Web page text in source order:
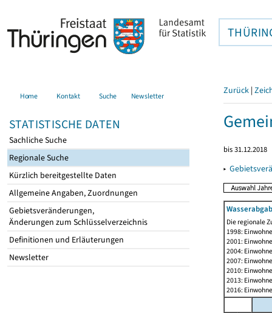
Home Kontakt Suche Newsletter
STATISTISCHE DATEN
Sachliche Suche
Regionale Suche
Kürzlich bereitgestellte Daten
Allgemeine Angaben, Zuordnungen
Gebietsveränderungen,
Änderungen zum Schlüsselverzeichnis
Definitionen und Erläuterungen
Newsletter
Zurück |
bis 31.12.2018
▸
Die regionale
1998:
2001:
2004:
2007:
2010:
2013:
2016: